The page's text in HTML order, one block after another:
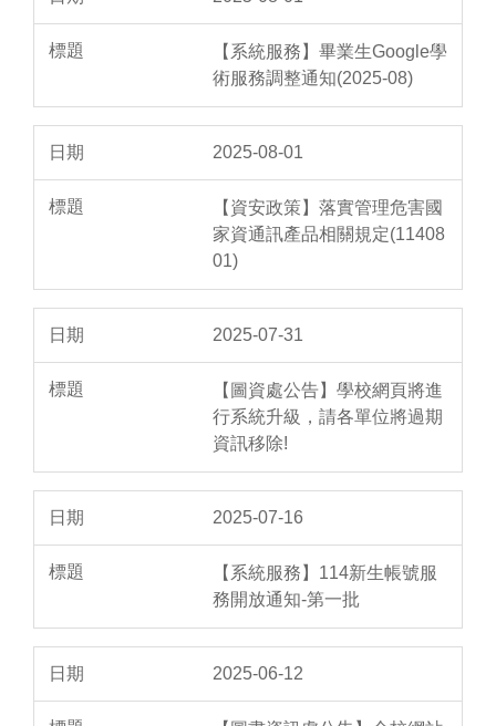
【系統服務】畢業生Google學
術服務調整通知(2025-08)
2025-08-01
【資安政策】落實管理危害國
家資通訊產品相關規定(11408
01)
2025-07-31
【圖資處公告】學校網頁將進
行系統升級，請各單位將過期
資訊移除!
2025-07-16
【系統服務】114新生帳號服
務開放通知-第一批
2025-06-12